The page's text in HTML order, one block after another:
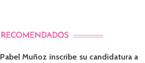
Pabel Muñoz inscribe su candidatura a